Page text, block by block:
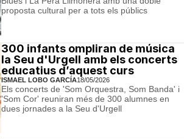
proposta cultural per a tots els públics
300 infants ompliran de música
la Seu d'Urgell amb els concerts
educatius d’aquest curs
ISMAEL LOBO GARCÍA18/05/2026
Els concerts de 'Som Orquestra, Som Banda' i
'Som Cor' reuniran més de 300 alumnes en
dues jornades a la Seu d'Urgell